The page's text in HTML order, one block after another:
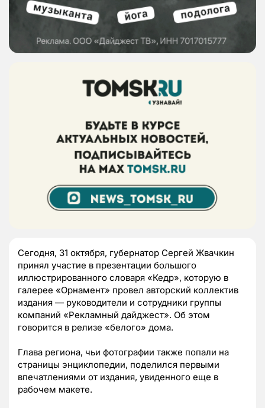
Сегодня, 31 октября, губернатор Сергей Жвачкин
принял участие в презентации большого
иллюстрированного словаря «Кедр», которую в
галерее «Орнамент» провел авторский коллектив
издания — руководители и сотрудники группы
компаний «Рекламный дайджест». Об этом
говорится в релизе «белого» дома.
Глава региона, чьи фотографии также попали на
страницы энциклопедии, поделился первыми
впечатлениями от издания, увиденного еще в
рабочем макете.